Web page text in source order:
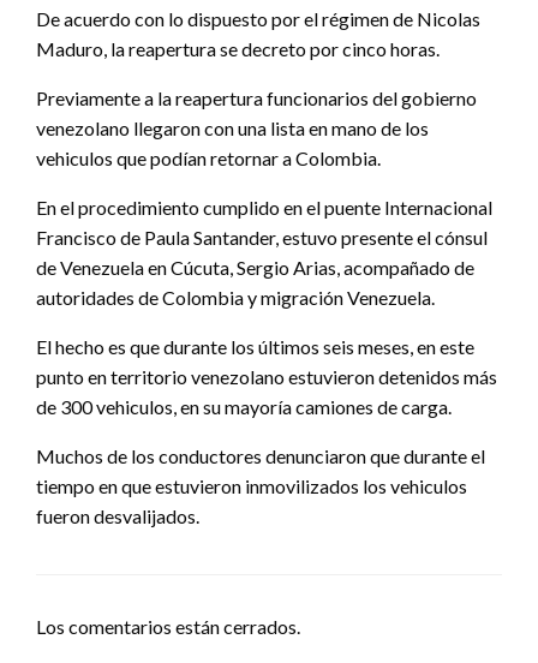
De acuerdo con lo dispuesto por el régimen de Nicolas
Maduro, la reapertura se decreto por cinco horas.
Previamente a la reapertura funcionarios del gobierno
venezolano llegaron con una lista en mano de los
vehiculos que podían retornar a Colombia.
En el procedimiento cumplido en el puente Internacional
Francisco de Paula Santander, estuvo presente el cónsul
de Venezuela en Cúcuta, Sergio Arias, acompañado de
autoridades de Colombia y migración Venezuela.
El hecho es que durante los últimos seis meses, en este
punto en territorio venezolano estuvieron detenidos más
de 300 vehiculos, en su mayoría camiones de carga.
Muchos de los conductores denunciaron que durante el
tiempo en que estuvieron inmovilizados los vehiculos
fueron desvalijados.
Los comentarios están cerrados.